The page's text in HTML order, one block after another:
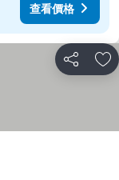
查看價格
分享 加